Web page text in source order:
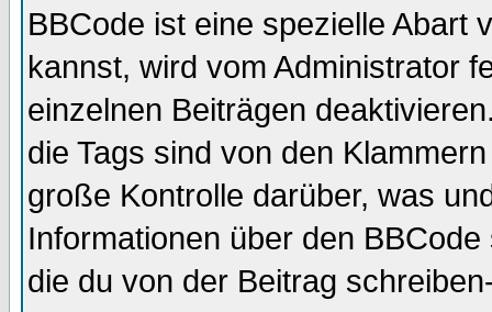
BBCode ist eine spezielle Abart
kannst, wird vom Administrator
einzelnen Beiträgen
die Tags sind von den
große Kontrolle darüber, was
Informationen über den
die du von der Beitrag